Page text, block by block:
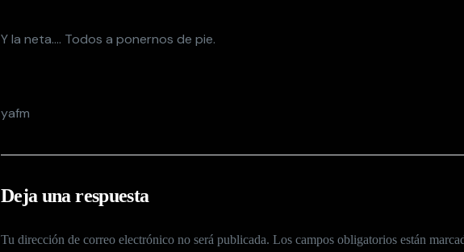
Y la neta…. Todos a ponernos de pie.
yafm
Deja una respuesta
Tu dirección de correo electrónico no será publicada. Los campos obligatorios están